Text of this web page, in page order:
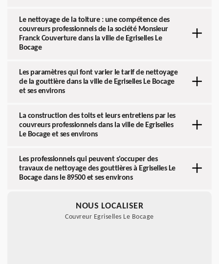
Le nettoyage de la toiture : une compétence des
couvreurs professionnels de la société Monsieur
Franck Couverture dans la ville de Egriselles Le
Bocage
Les paramètres qui font varier le tarif de nettoyage
de la gouttière dans la ville de Egriselles Le Bocage
et ses environs
La construction des toits et leurs entretiens par les
couvreurs professionnels dans la ville de Egriselles
Le Bocage et ses environs
Les professionnels qui peuvent s'occuper des
travaux de nettoyage des gouttières à Egriselles Le
Bocage dans le 89500 et ses environs
NOUS LOCALISER
Couvreur Egriselles Le Bocage